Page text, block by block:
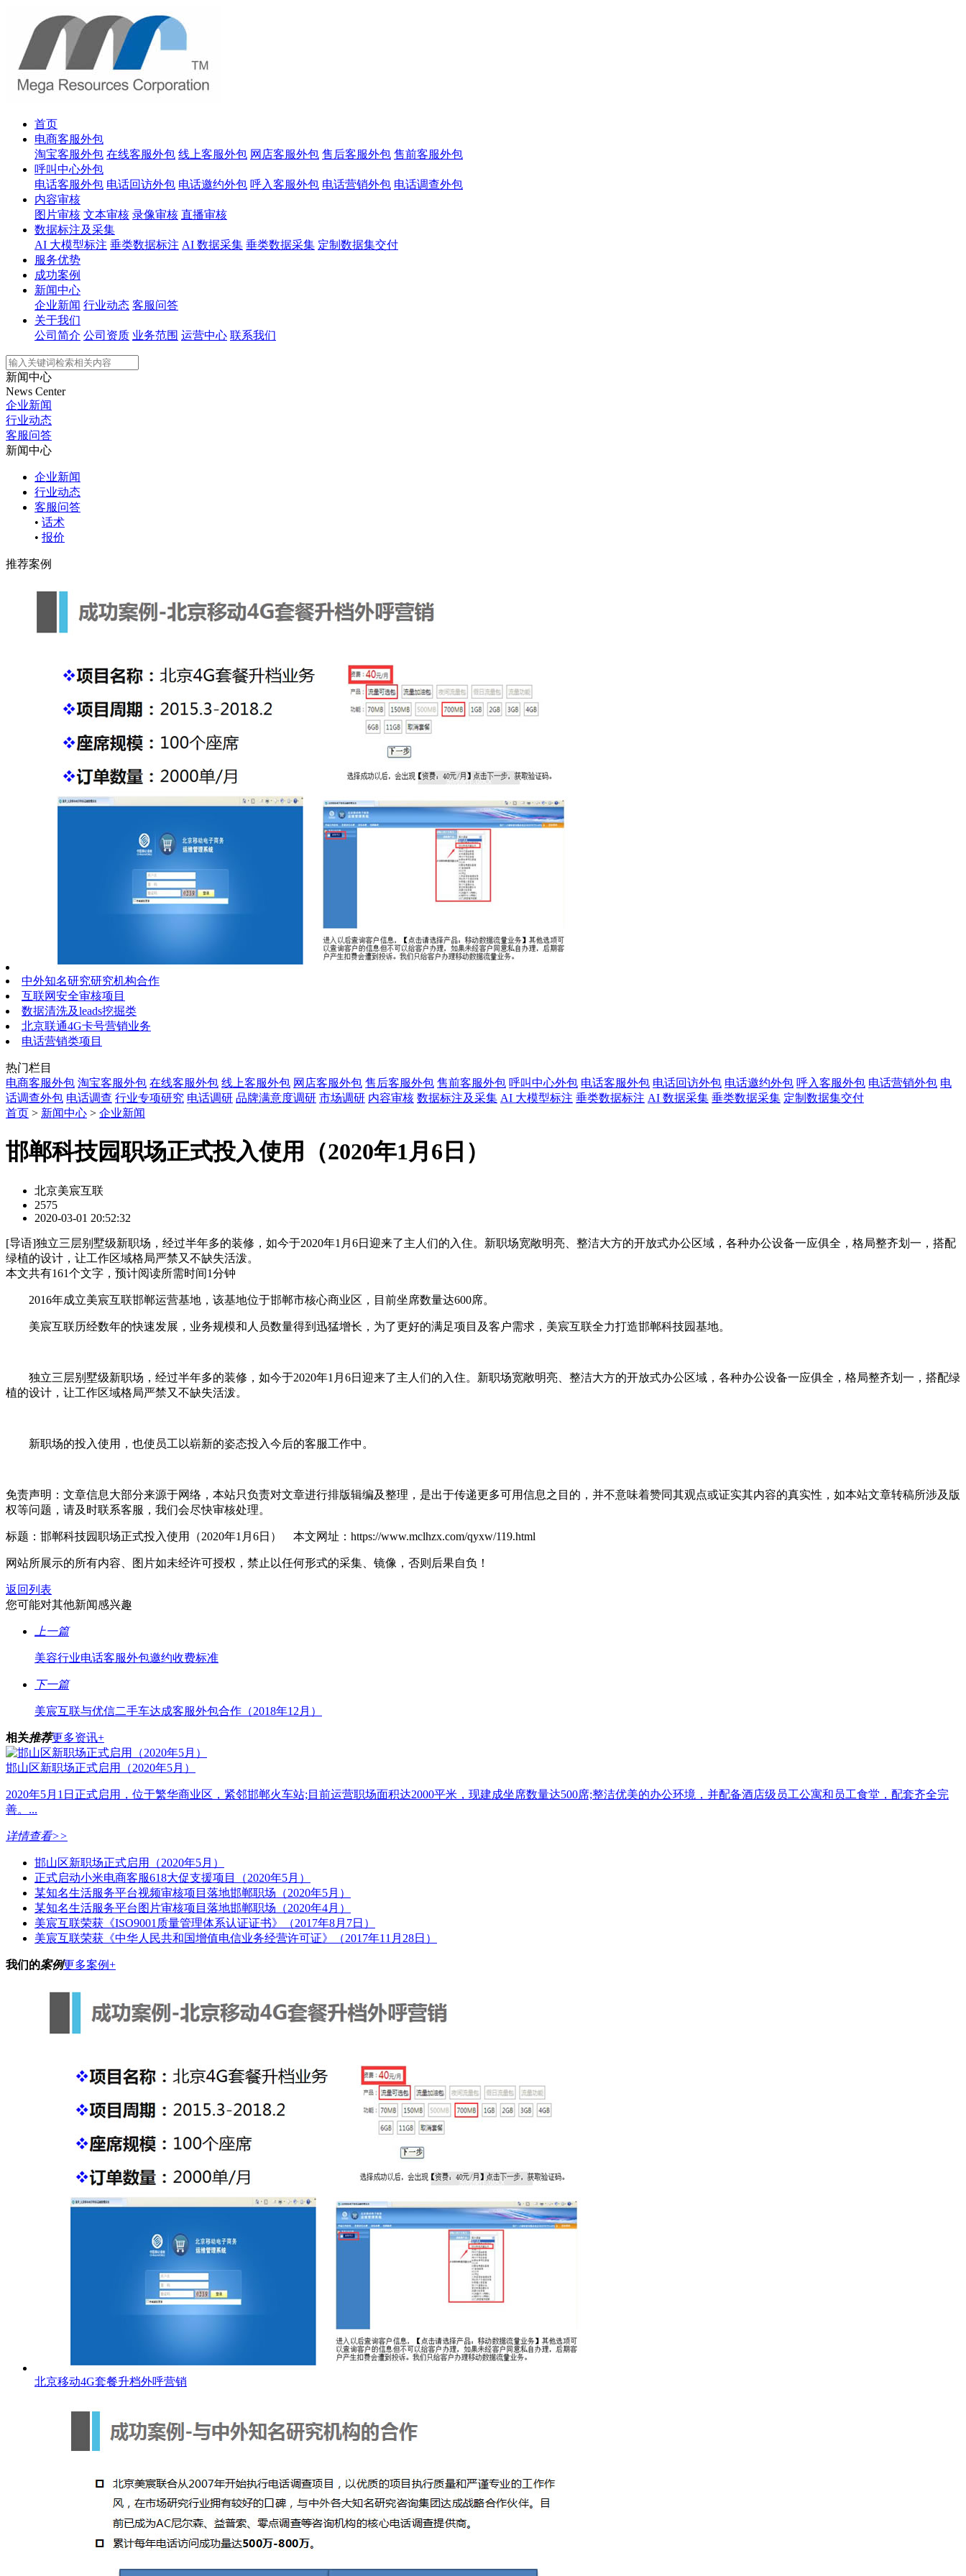
首页
电商客服外包
淘宝客服外包 在线客服外包 线上客服外包 网店客服外包 售后客服外包 售前客服外包
呼叫中心外包
电话客服外包 电话回访外包 电话邀约外包 呼入客服外包 电话营销外包 电话调查外包
内容审核
图片审核 文本审核 录像审核 直播审核
数据标注及采集
AI 大模型标注 垂类数据标注 AI 数据采集 垂类数据采集 定制数据集交付
服务优势
成功案例
新闻中心
企业新闻 行业动态 客服问答
关于我们
公司简介 公司资质 业务范围 运营中心 联系我们
新闻中心
News Center
企业新闻
行业动态
客服问答
新闻中心
企业新闻
行业动态
客服问答
• 话术
• 报价
推荐案例
中外知名研究研究机构合作
互联网安全审核项目
数据清洗及leads挖掘类
北京联通4G卡号营销业务
电话营销类项目
热门栏目
电商客服外包 淘宝客服外包 在线客服外包 线上客服外包 网店客服外包 售后客服外包 售前客服外包 呼叫中心外包 电话客服外包 电话回访外包 电话邀约外包 呼入客服外包 电话营销外包 电
话调查外包 电话调查 行业专项研究 电话调研 品牌满意度调研 市场调研 内容审核 数据标注及采集 AI 大模型标注 垂类数据标注 AI 数据采集 垂类数据采集 定制数据集交付
首页 > 新闻中心 > 企业新闻
邯郸科技园职场正式投入使用（2020年1月6日）
北京美宸互联
2575
2020-03-01 20:52:32
[导语]独立三层别墅级新职场，经过半年多的装修，如今于2020年1月6日迎来了主人们的入住。新职场宽敞明亮、整洁大方的开放式办公区域，各种办公设备一应俱全，格局整齐划一，搭配
绿植的设计，让工作区域格局严禁又不缺失活泼。
本文共有161个文字，预计阅读所需时间1分钟
2016年成立美宸互联邯郸运营基地，该基地位于邯郸市核心商业区，目前坐席数量达600席。
美宸互联历经数年的快速发展，业务规模和人员数量得到迅猛增长，为了更好的满足项目及客户需求，美宸互联全力打造邯郸科技园基地。
独立三层别墅级新职场，经过半年多的装修，如今于2020年1月6日迎来了主人们的入住。新职场宽敞明亮、整洁大方的开放式办公区域，各种办公设备一应俱全，格局整齐划一，搭配绿
植的设计，让工作区域格局严禁又不缺失活泼。
新职场的投入使用，也使员工以崭新的姿态投入今后的客服工作中。
免责声明：文章信息大部分来源于网络，本站只负责对文章进行排版辑编及整理，是出于传递更多可用信息之目的，并不意味着赞同其观点或证实其内容的真实性，如本站文章转稿所涉及版
权等问题，请及时联系客服，我们会尽快审核处理。
标题：邯郸科技园职场正式投入使用（2020年1月6日） 本文网址：https://www.mclhzx.com/qyxw/119.html
网站所展示的所有内容、图片如未经许可授权，禁止以任何形式的采集、镜像，否则后果自负！
返回列表
您可能对其他新闻感兴趣
上一篇
美容行业电话客服外包邀约收费标准
下一篇
美宸互联与优信二手车达成客服外包合作（2018年12月）
相关推荐更多资讯+
邯山区新职场正式启用（2020年5月）
2020年5月1日正式启用，位于繁华商业区，紧邻邯郸火车站;目前运营职场面积达2000平米，现建成坐席数量达500席;整洁优美的办公环境，并配备酒店级员工公寓和员工食堂，配套齐全完
善。...
详情查看>>
邯山区新职场正式启用（2020年5月）
正式启动小米电商客服618大促支援项目（2020年5月）
某知名生活服务平台视频审核项目落地邯郸职场（2020年5月）
某知名生活服务平台图片审核项目落地邯郸职场（2020年4月）
美宸互联荣获《ISO9001质量管理体系认证证书》（2017年8月7日）
美宸互联荣获《中华人民共和国增值电信业务经营许可证》（2017年11月28日）
我们的案例更多案例+
北京移动4G套餐升档外呼营销